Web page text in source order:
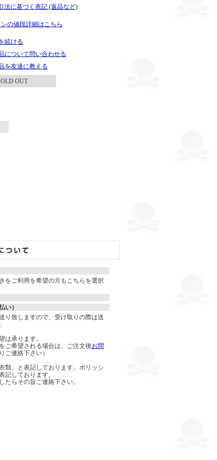
法に基づく表記 (返品など)
の値段詳細はこちら
続ける
について問い合わせる
を友達に教える
OUT
をご利用を希望の方もこちらを選択
い）
り致しますので、受け取りの際は送
は承ります。
ご希望される場合は、ご注文後お問
ご連絡下さい）
類」と表記しております。ポリッシ
記しております。
たらその旨ご連絡下さい。